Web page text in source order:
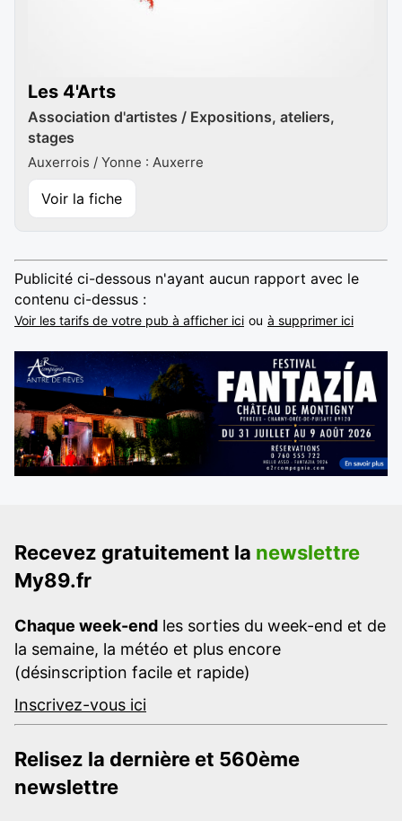
Les 4'Arts
Association d'artistes / Expositions, ateliers,
stages
Auxerrois / Yonne : Auxerre
Voir la fiche
Publicité ci-dessous n'ayant aucun rapport avec le
contenu ci-dessus :
Voir les tarifs de votre pub à afficher ici ou à supprimer ici
Recevez gratuitement la newslettre
My89.fr
Chaque week-end les sorties du week-end et de
la semaine, la météo et plus encore
(désinscription facile et rapide)
Inscrivez-vous ici
Relisez la dernière et 560ème
newslettre